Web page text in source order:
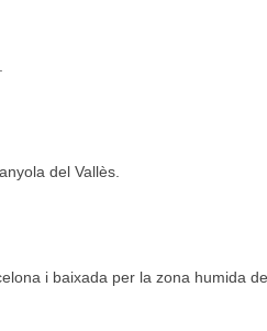
del Vallès.
i baixada per la zona humida